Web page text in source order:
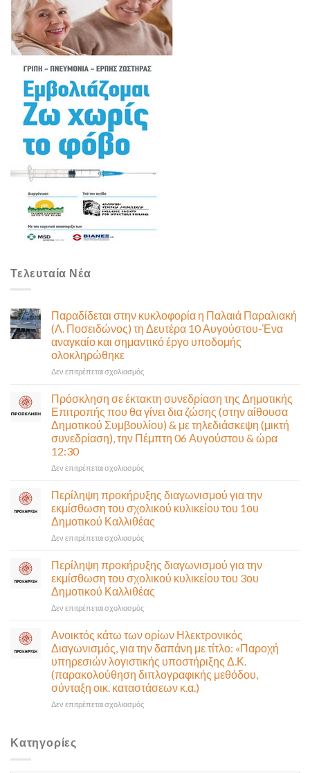
Τελευταία Νέα
Παραδίδεται στην κυκλοφορία η Παλαιά Παραλιακή
(Λ. Ποσειδώνος) τη Δευτέρα 10 Αυγούστου-Ένα
αναγκαίο και σημαντικό έργο υποδομής
ολοκληρώθηκε
Δεν επιτρέπεται σχολιασμόςστο
κυκλοφορία
η
Παλαιά
Παραλιακή
Ποσειδώνος)
10
Αυγούστου-
Ένα
αναγκαίο
σημαντικό
έργο
υποδομής
ολοκληρώθηκε
Πρόσκληση σε έκτακτη συνεδρίαση της Δημοτικής
Επιτροπής που θα γίνει δια ζώσης (στην αίθουσα
Δημοτικού Συμβουλίου) & με τηλεδιάσκεψη (μικτή
συνεδρίαση), την Πέμπτη 06 Αυγούστου & ώρα
12:30
Δεν επιτρέπεται σχολιασμόςστο
σε
έκτακτη
συνεδρίαση
της
Δημοτικής
που
θα
γίνει
δια
ζώσης
αίθουσα
Δημοτικού
Συμβουλίου)
&
με
τηλεδιάσκεψη
(μικτή
Περίληψη προκήρυξης διαγωνισμού για την
εκμίσθωση του σχολικού κυλικείου του 1ου
Δημοτικού Καλλιθέας
Δεν επιτρέπεται σχολιασμόςστο
προκήρυξης
διαγωνισμού
για
την
εκμίσθωση
σχολικού
κυλικείου
του
1ου
Δημοτικού
Καλλιθέας
Περίληψη προκήρυξης διαγωνισμού για την
εκμίσθωση του σχολικού κυλικείου του 3ου
Δημοτικού Καλλιθέας
Δεν επιτρέπεται σχολιασμόςστο
προκήρυξης
διαγωνισμού
για
την
εκμίσθωση
του
σχολικού
Ανοικτός κάτω των ορίων Ηλεκτρονικός
Διαγωνισμός, για την δαπάνη με τίτλο: «Παροχή
υπηρεσιών λογιστικής υποστήριξης Δ.Κ.
(παρακολούθηση διπλογραφικής μεθόδου,
σύνταξη οικ. καταστάσεων κ.α.)
Δεν επιτρέπεται σχολιασμόςστο
Κατηγορίες